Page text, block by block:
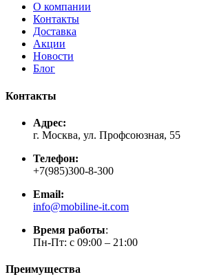
О компании
Контакты
Доставка
Акции
Новости
Блог
Контакты
Адрес:
г. Москва, ул. Профсоюзная, 55
Телефон:
+7(985)300-8-300
Email:
info@mobiline-it.com
Время работы:
Пн-Пт: с 09:00 – 21:00
Преимущества